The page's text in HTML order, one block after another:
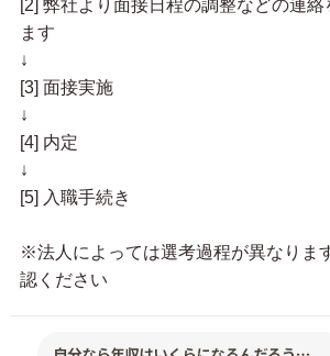
[2] 弊社より面接日程の調整などの連絡
ます
↓
[3] 面接実施
↓
[4] 内定
↓
[5] 入職手続き
※法人によっては選考過程が異なりま
認ください